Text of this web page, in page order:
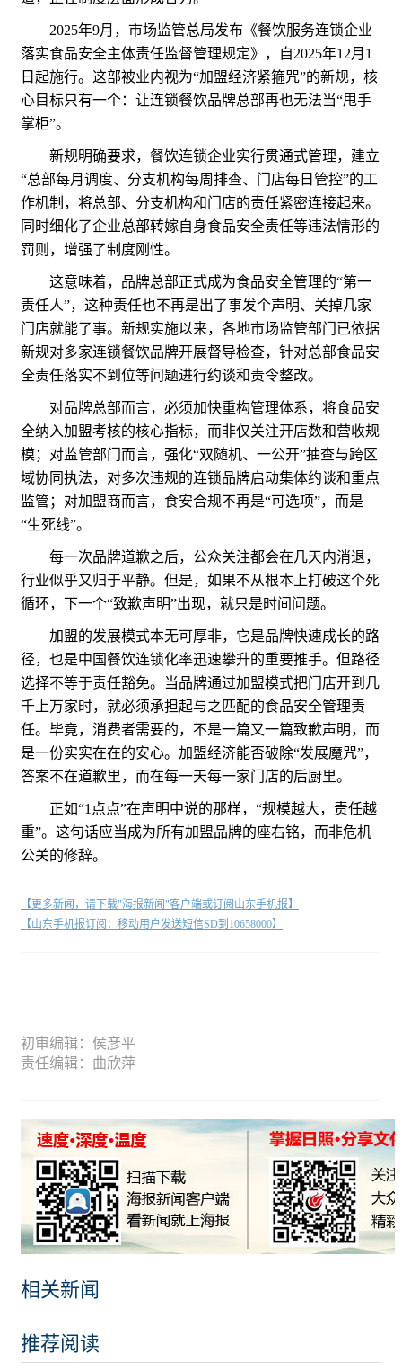
2025年9月，市场监管总局发布《餐饮服务连锁企业
落实食品安全主体责任监督管理规定》，自2025年12月1
日起施行。这部被业内视为“加盟经济紧箍咒”的新规，核
心目标只有一个：让连锁餐饮品牌总部再也无法当“甩手
掌柜”。
新规明确要求，餐饮连锁企业实行贯通式管理，建立
“总部每月调度、分支机构每周排查、门店每日管控”的工
作机制，将总部、分支机构和门店的责任紧密连接起来。
同时细化了企业总部转嫁自身食品安全责任等违法情形的
罚则，增强了制度刚性。
这意味着，品牌总部正式成为食品安全管理的“第一
责任人”，这种责任也不再是出了事发个声明、关掉几家
门店就能了事。新规实施以来，各地市场监管部门已依据
新规对多家连锁餐饮品牌开展督导检查，针对总部食品安
全责任落实不到位等问题进行约谈和责令整改。
对品牌总部而言，必须加快重构管理体系，将食品安
全纳入加盟考核的核心指标，而非仅关注开店数和营收规
模；对监管部门而言，强化“双随机、一公开”抽查与跨区
域协同执法，对多次违规的连锁品牌启动集体约谈和重点
监管；对加盟商而言，食安合规不再是“可选项”，而是
“生死线”。
每一次品牌道歉之后，公众关注都会在几天内消退，
行业似乎又归于平静。但是，如果不从根本上打破这个死
循环，下一个“致歉声明”出现，就只是时间问题。
加盟的发展模式本无可厚非，它是品牌快速成长的路
径，也是中国餐饮连锁化率迅速攀升的重要推手。但路径
选择不等于责任豁免。当品牌通过加盟模式把门店开到几
千上万家时，就必须承担起与之匹配的食品安全管理责
任。毕竟，消费者需要的，不是一篇又一篇致歉声明，而
是一份实实在在的安心。加盟经济能否破除“发展魔咒”，
答案不在道歉里，而在每一天每一家门店的后厨里。
正如“1点点”在声明中说的那样，“规模越大，责任越
重”。这句话应当成为所有加盟品牌的座右铭，而非危机
公关的修辞。
【更多新闻，请下载"海报新闻"客户端或订阅山东手机报】
【山东手机报订阅：移动用户发送短信SD到10658000】
初审编辑：侯彦平
责任编辑：曲欣萍
相关新闻
推荐阅读